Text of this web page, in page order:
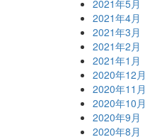
2021年5月
2021年4月
2021年3月
2021年2月
2021年1月
2020年12月
2020年11月
2020年10月
2020年9月
2020年8月